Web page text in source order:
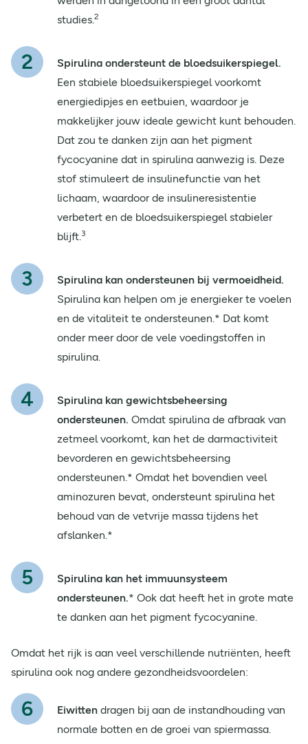
studies. 2
Spirulina ondersteunt de bloedsuikerspiegel.
Een stabiele bloedsuikerspiegel voorkomt
energiedipjes en eetbuien, waardoor je
makkelijker jouw ideale gewicht kunt behouden.
Dat zou te danken zijn aan het pigment
fycocyanine dat in spirulina aanwezig is. Deze
stof stimuleert de insulinefunctie van het
lichaam, waardoor de insulineresistentie
verbetert en de bloedsuikerspiegel stabieler
blijft. 3
Spirulina kan ondersteunen bij vermoeidheid.
Spirulina kan helpen om je energieker te voelen
en de vitaliteit te ondersteunen.* Dat komt
onder meer door de vele voedingstoffen in
spirulina.
Spirulina kan gewichtsbeheersing
ondersteunen. Omdat spirulina de afbraak van
zetmeel voorkomt, kan het de darmactiviteit
bevorderen en gewichtsbeheersing
ondersteunen.* Omdat het bovendien veel
aminozuren bevat, ondersteunt spirulina het
behoud van de vetvrije massa tijdens het
afslanken.*
Spirulina kan het immuunsysteem
ondersteunen.* Ook dat heeft het in grote mate
te danken aan het pigment fycocyanine.
Omdat het rijk is aan veel verschillende nutriënten, heeft
spirulina ook nog andere gezondheidsvoordelen:
Eiwitten dragen bij aan de instandhouding van
normale botten en de groei van spiermassa.